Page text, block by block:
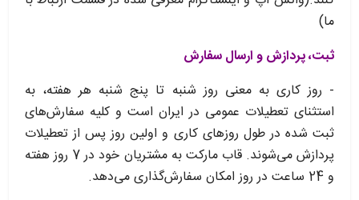
ما)
ثبت، پردازش و ارسال سفارش
- روز کاری به معنی روز شنبه تا پنج شنبه هر هفته، به
استثنای تعطیلات عمومی در ایران است و کلیه سفارش‏‌های
ثبت شده در طول روزهای کاری و اولین روز پس از تعطیلات
پردازش می‌‏شوند. قاب مارکت به مشتریان خود در 7 روز هفته
و 24 ساعت در روز امکان سفارش‌‏گذاری می‌‏دهد.